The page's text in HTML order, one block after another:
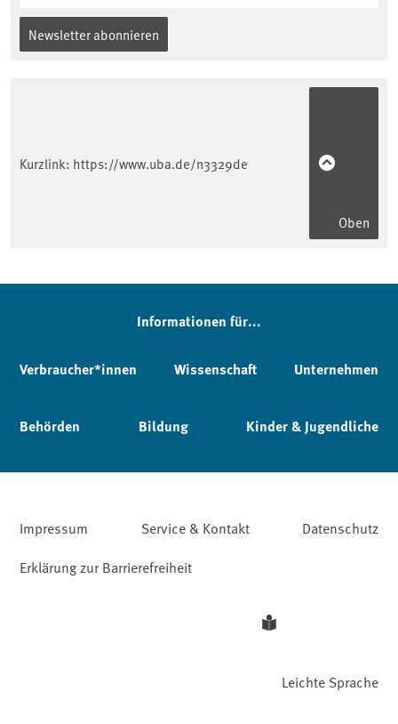
Newsletter abonnieren
Kurzlink: https://www.uba.de/n3329de
Oben
Informationen für...
Verbraucher*innen Wissenschaft Unternehmen
Behörden Bildung Kinder & Jugendliche
Impressum Service & Kontakt
Datenschutz
Erklärung zur Barrierefreiheit
Leichte Sprache